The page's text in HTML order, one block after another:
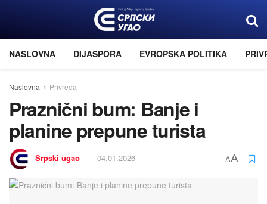
NASLOVNA DIJASPORA EVROPSKA POLITIKA
Naslovna Privreda
Praznični bum: Banje i
planine prepune turista
Srpski ugao 04.01.2026 AA